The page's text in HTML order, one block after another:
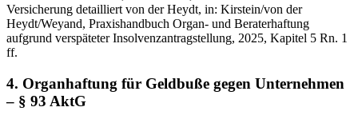
Versicherung detailliert von der Heydt, in: Kirstein/von der
Heydt/Weyand, Praxishandbuch Organ- und Beraterhaftung
aufgrund verspäteter Insolvenzantragstellung, 2025, Kapitel 5 Rn. 1
ff.
4. Organhaftung für Geldbuße gegen Unternehmen
– § 93 AktG